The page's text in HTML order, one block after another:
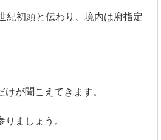
紀初頭と伝わり、境内は府指定
が聞こえてきます。
ましょう。